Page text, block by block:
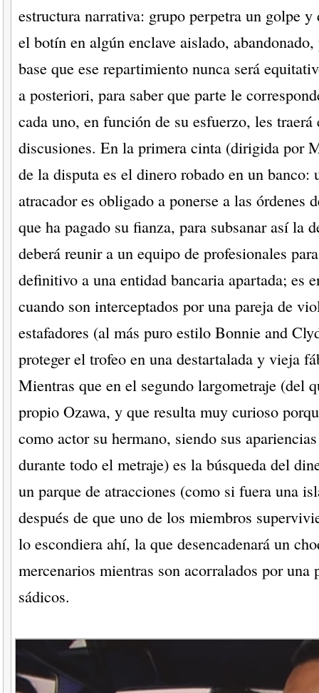
estructura narrativa: grupo perpetra un golpe y
el botín en algún enclave aislado,
base que ese repartimiento nunca será
a posteriori, para saber que parte le
cada uno, en función de su esfuerzo, les traerá
discusiones. En la primera cinta (dirigida por
de la disputa es el dinero robado en un banco:
atracador es obligado a ponerse a las órdenes
que ha pagado su fianza, para subsanar así la
deberá reunir a un equipo de profesionales
definitivo a una entidad bancaria apartada; es
cuando son interceptados por una pareja de
estafadores (al más puro estilo Bonnie and
proteger el trofeo en una destartalada y vieja
Mientras que en el segundo largometraje (del
propio Ozawa, y que resulta muy curioso
como actor su hermano, siendo sus
durante todo el metraje) es la búsqueda del
un parque de atracciones (como si fuera una
después de que uno de los miembros
lo escondiera ahí, la que desencadenará un
mercenarios mientras son acorralados por una
sádicos.